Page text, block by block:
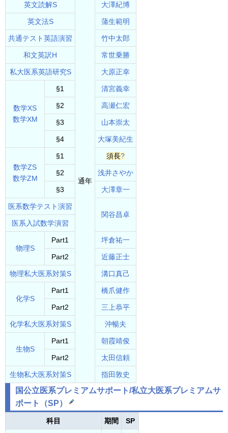
通年
英文読解S 大澤紀博
英文法S 蒲生範明
共通テスト英語演習 竹中太郎
和文英訳H 常世乗勝
私大医系英語研究S 大原正幸
数学XS
数学XM
§1 清宮義幸
§2 高瀬仁宏
§3 山本崇太
§4 大塚美紀生
数学ZS
数学ZM
§1 須長?
§2 浅井さやか
§3 大澤章一
医系数学テスト演習
関谷昌卓
医系入試数学演習
物理S
Part1 坪倉祐一
Part2 近藤正士
物理私大医系対策S 溝口真己
化学S
Part1 橋爪健作
Part2 三上恭平
化学私大医系対策S 沖暢夫
生物S
Part1 朝霞靖俊
Part2 太田信頼
生物私大医系対策S 指田敦史
国公立 医系プレ ミアムサポート/私立大医系プレミアムサ
ポート
（SP）
科目 期間 SP